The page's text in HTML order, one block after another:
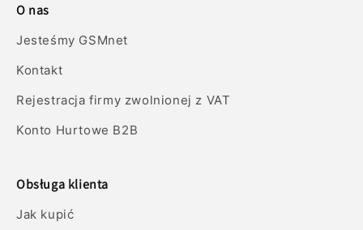
O nas
Jesteśmy GSMnet
Kontakt
Rejestracja firmy zwolnionej z VAT
Konto Hurtowe B2B
Obsługa klienta
Jak kupić